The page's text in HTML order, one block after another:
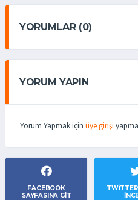
YORUMLAR (0)
YORUM YAPIN
Yorum Yapmak için üye girişi
FACEBOOK
SAYFASINA GIT